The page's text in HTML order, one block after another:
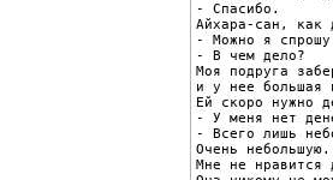
- Спасибо.
Айхара-сан, как
- Можно я
- В чем дело?
Моя подруга
и у нее большая
Ей скоро нужно
- У меня нет
- Всего лишь
Очень небольшую.
Мне не нравится